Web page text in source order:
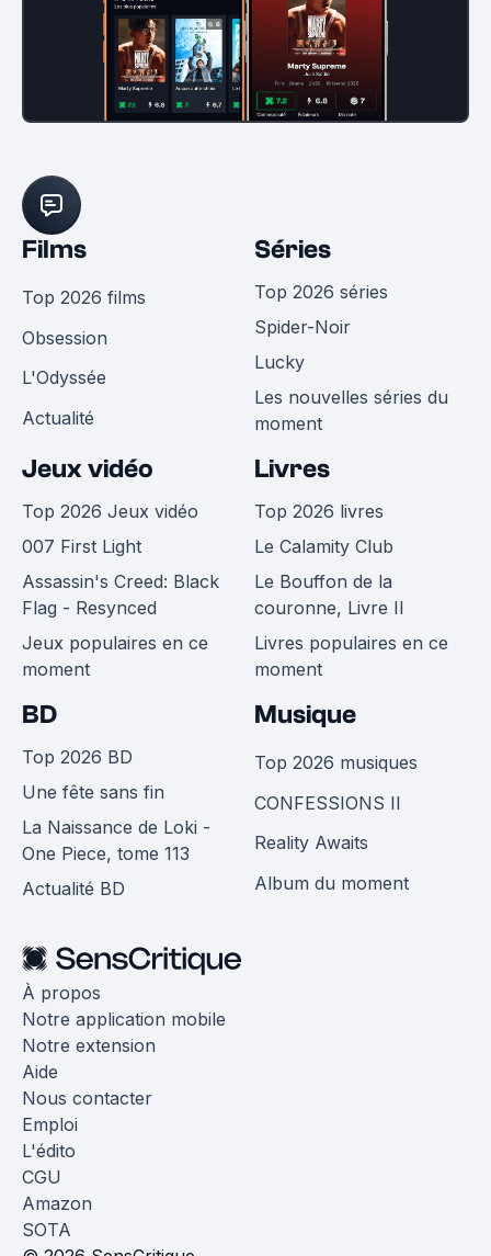
Films
Top 2026 films
Obsession
L'Odyssée
Actualité
Séries
Top 2026 séries
Spider-Noir
Lucky
Les nouvelles séries du
moment
Jeux vidéo
Top 2026 Jeux vidéo
007 First Light
Assassin's Creed: Black
Flag - Resynced
Jeux populaires en ce
moment
Livres
Top 2026 livres
Le Calamity Club
Le Bouffon de la
couronne, Livre II
Livres populaires en ce
moment
BD
Top 2026 BD
Une fête sans fin
La Naissance de Loki -
One Piece, tome 113
Actualité BD
Musique
Top 2026 musiques
CONFESSIONS II
Reality Awaits
Album du moment
À propos
Notre application mobile
Notre extension
Aide
Nous contacter
Emploi
L'édito
CGU
Amazon
SOTA